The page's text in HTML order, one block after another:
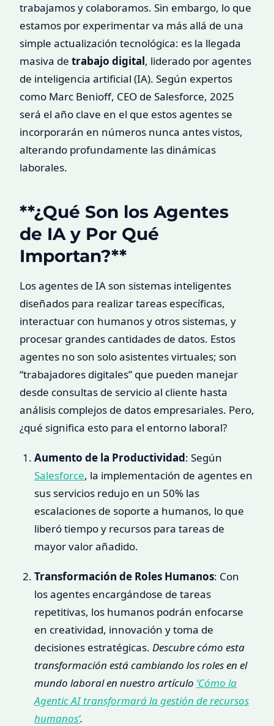
trabajamos y colaboramos. Sin embargo, lo que
estamos por experimentar va más allá de una
simple actualización tecnológica: es la llegada
masiva de trabajo digital, liderado por agentes
de inteligencia artificial (IA). Según expertos
como Marc Benioff, CEO de Salesforce, 2025
será el año clave en el que estos agentes se
incorporarán en números nunca antes vistos,
alterando profundamente las dinámicas
laborales.
‍**¿Qué Son los Agentes
de IA y Por Qué
Importan?**
Los agentes de IA son sistemas inteligentes
diseñados para realizar tareas específicas,
interactuar con humanos y otros sistemas, y
procesar grandes cantidades de datos. Estos
agentes no son solo asistentes virtuales; son
“trabajadores digitales” que pueden manejar
desde consultas de servicio al cliente hasta
análisis complejos de datos empresariales. Pero,
¿qué significa esto para el entorno laboral?
Aumento de la Productividad: Según
Salesforce, la implementación de agentes en
sus servicios redujo en un 50% las
escalaciones de soporte a humanos, lo que
liberó tiempo y recursos para tareas de
mayor valor añadido.
Transformación de Roles Humanos: Con
los agentes encargándose de tareas
repetitivas, los humanos podrán enfocarse
en creatividad, innovación y toma de
decisiones estratégicas. Descubre cómo esta
transformación está cambiando los roles en el
mundo laboral en nuestro artículo ‘Cómo la
Agentic AI transformará la gestión de recursos
humanos’.